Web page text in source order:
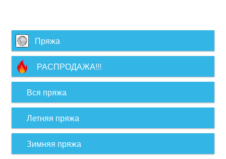
Пряжа
РАСПРОДАЖА!!!
Вся пряжа
Летняя пряжа
Зимняя пряжа